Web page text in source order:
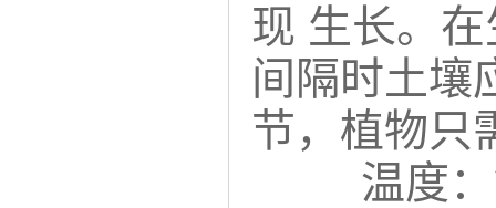
现 生长。
间隔时土壤
节，植物只
温度